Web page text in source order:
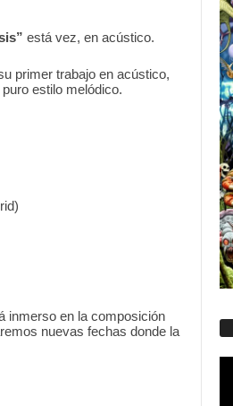
está vez, en acústico.
primer trabajo en acústico,
estilo melódico.
inmerso en la composición
nuevas fechas donde la